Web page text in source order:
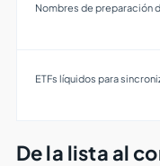
Nombres de preparación
ETFs líquidos para
De la lista al